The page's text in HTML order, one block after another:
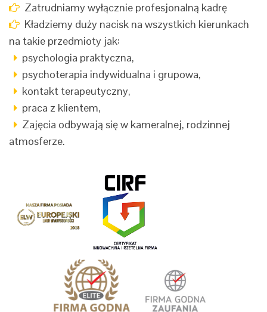
Zatrudniamy wyłącznie profesjonalną kadrę
Kładziemy duży nacisk na wszystkich kierunkach
na takie przedmioty jak:
psychologia praktyczna,
psychoterapia indywidualna i grupowa,
kontakt terapeutyczny,
praca z klientem,
Zajęcia odbywają się w kameralnej, rodzinnej
atmosferze.